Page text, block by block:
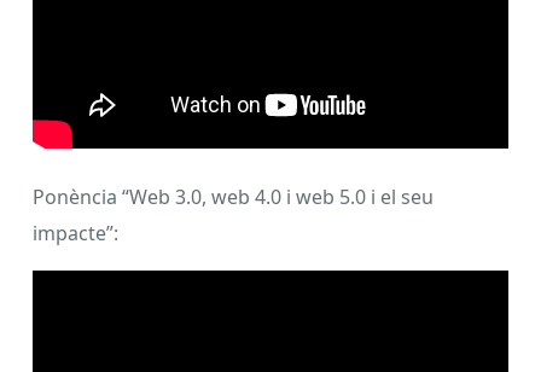
Ponència “Web 3.0, web 4.0 i web 5.0 i el seu
impacte”: